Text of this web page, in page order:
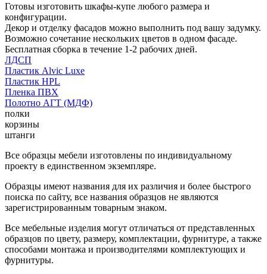
Готовы изготовить шкафы-купе любого размера и
конфигурации.
Декор и отделку фасадов можно выполнить под вашу задумку.
Возможно сочетание нескольких цветов в одном фасаде.
Бесплатная сборка в течение 1-2 рабочих дней.
ЛДСП
Пластик Alvic Luxe
Пластик HPL
Пленка ПВХ
Полотно АГТ (МДФ)
полки
корзины
штанги
Все образцы мебели изготовлены по индивидуальному
проекту в единственном экземпляре.
Образцы имеют названия для их различия и более быстрого
поиска по сайту, все названия образцов не являются
зарегистрированным товарным знаком.
Все мебельные изделия могут отличаться от представленных
образцов по цвету, размеру, комплектации, фурнитуре, а также
способами монтажа и производителями комплектующих и
фурнитуры.